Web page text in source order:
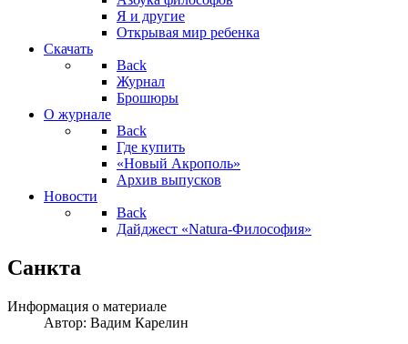
Я и другие
Открывая мир ребенка
Скачать
Back
Журнал
Брошюры
О журнале
Back
Где купить
«Новый Акрополь»
Архив выпусков
Новости
Back
Дайджест «Natura-Философия»
Санкта
Информация о материале
Автор: Вадим Карелин